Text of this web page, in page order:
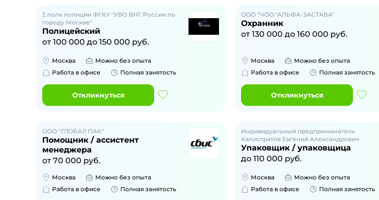
2 полк полиции ФГКУ "УВО ВНГ России по
городу Москве"
Полицейский
от 100 000 до 150 000 руб.
Москва
Можно без опыта
Работа в офисе
Полная занятость
Откликнуться
ООО "ЧОО "АЛЬФА-ЗАСТАВА"
Охранник
от130 000 до160 000 руб.
Москва
Можно без опыта
Работа в офисе
Полная занятость
Откликнуться
ООО "ГЛОБАЛ ПАК"
Помощник / ассистент
менеджера
от 70 000 руб.
Москва
Можно без опыта
Работа в офисе
Полная занятость
Индивидуальный предприниматель
Калистратов Евгений Александрович
Упаковщик / упаковщица
до110 000 руб.
Москва
Можно без опыта
Работа в офисе
Полная занятость